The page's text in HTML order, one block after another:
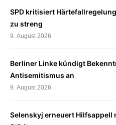
SPD kritisiert
zu streng
9. August 2026
Berliner Linke kündigt
Antisemitismus an
9. August 2026
Selenskyj erneuert Hilfsappell